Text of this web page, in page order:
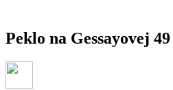
Peklo na Gessayovej 49